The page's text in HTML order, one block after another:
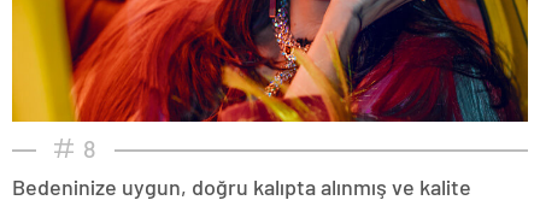
8
Bedeninize uygun, doğru kalıpta alınmış ve kalite